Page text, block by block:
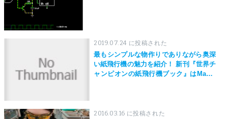
2019.07.24 に投稿された
最もシンプルな物作りでありながら奥深
い紙飛行機の魅力を紹介！ 新刊『世界チ
ャンピオンの紙飛行機ブック』はMaker
2016.03.16 に投稿された